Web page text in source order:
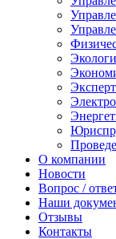
О компании
Новости
Вопрос /
Наши
Отзывы
Контакты